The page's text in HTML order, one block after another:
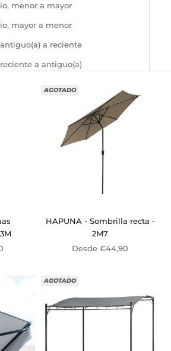
menor a mayor
mayor a menor
a reciente
a antiguo(a)
AGOTADO
HAPUNA - Sombrilla recta -
2M7
Precio de oferta
Desde €44,90
AGOTADO